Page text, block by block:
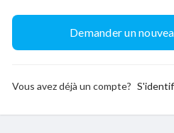
Vous avez déjà un compte?